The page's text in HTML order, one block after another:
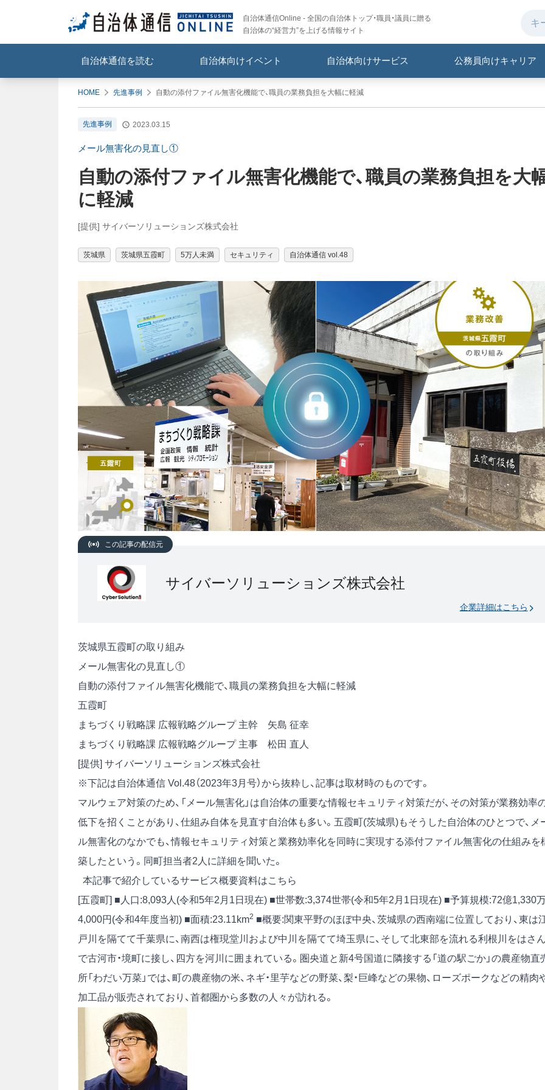
自治体通信Online - 全国の自治体トップ・職員・議員に贈る
自治体の“経営力”を上げる情報サイト
自治体通信を読む 自治体向けイベント 自治体向けサービス 公務員向けキャリア
HOME 先進事例 自動の添付ファイル無害化機能で、職員の業務負担を大幅に軽減
先進事例 2023.03.15
メール無害化の見直し①
自動の添付ファイル無害化機能で、職員の業務負担を大
に軽減
[提供] サイバーソリューションズ株式会社
茨城県 茨城県五霞町 5万人未満 セキュリティ 自治体通信 vol.48
この記事の配信元
サイバーソリューションズ株式会社
企業詳細はこちら
茨城県五霞町の取り組み
メール無害化の見直し①
自動の添付ファイル無害化機能で、職員の業務負担を大幅に軽減
五霞町
まちづくり戦略課 広報戦略グループ 主幹 矢島 征幸
まちづくり戦略課 広報戦略グループ 主事 松田 直人
[提供] サイバーソリューションズ株式会社
※下記は自治体通信 Vol.48（2023年3月号）から抜粋し、記事は取材時のものです。
マルウェア対策のため、「メール無害化」は自治体の重要な情報セキュリティ対策だが、その対策が業務効率
低下を招くことがあり、仕組み自体を見直す自治体も多い。五霞町(茨城県)もそうした自治体のひとつで、メ
ル無害化のなかでも、情報セキュリティ対策と業務効率化を同時に実現する添付ファイル無害化の仕組みを
築したという。同町担当者2人に詳細を聞いた。
本記事で紹介しているサービス概要資料はこちら
[五霞町] ■人口:8,093人(令和5年2月1日現在) ■世帯数:3,374世帯(令和5年2月1日現在) ■予算規模:72億1,330
4,000円(令和4年度当初) ■面積:23.11km2 ■概要:関東平野のほぼ中央、茨城県の西南端に位置しており、東は
戸川を隔てて千葉県に、南西は権現堂川および中川を隔てて埼玉県に、そして北東部を流れる利根川をはさ
で古河市・境町に接し、四方を河川に囲まれている。圏央道と新4号国道に隣接する「道の駅ごか」の農産物直
所「わだい万菜」では、町の農産物の米、ネギ・里芋などの野菜、梨・巨峰などの果物、ローズポークなどの精肉
加工品が販売されており、首都圏から多数の人々が訪れる。